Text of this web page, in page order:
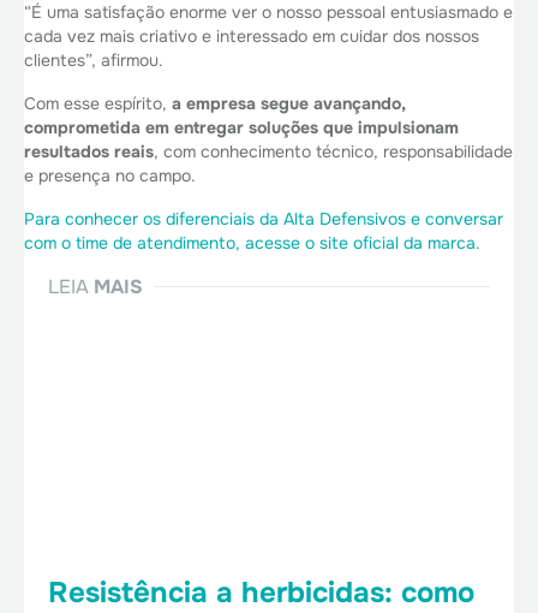
“É uma satisfação enorme ver o nosso pessoal entusiasmado e
cada vez mais criativo e interessado em cuidar dos nossos
clientes”, afirmou.
Com esse espírito, a empresa segue avançando,
comprometida em entregar soluções que impulsionam
resultados reais, com conhecimento técnico, responsabilidade
e presença no campo.
Para conhecer os diferenciais da Alta Defensivos e conversar
com o time de atendimento, acesse o site oficial da marca.
LEIA MAIS
Resistência a herbicidas: como